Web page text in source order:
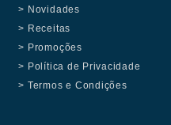
> Novidades
> Receitas
> Promoções
> Política de Privacidade
> Termos e Condições